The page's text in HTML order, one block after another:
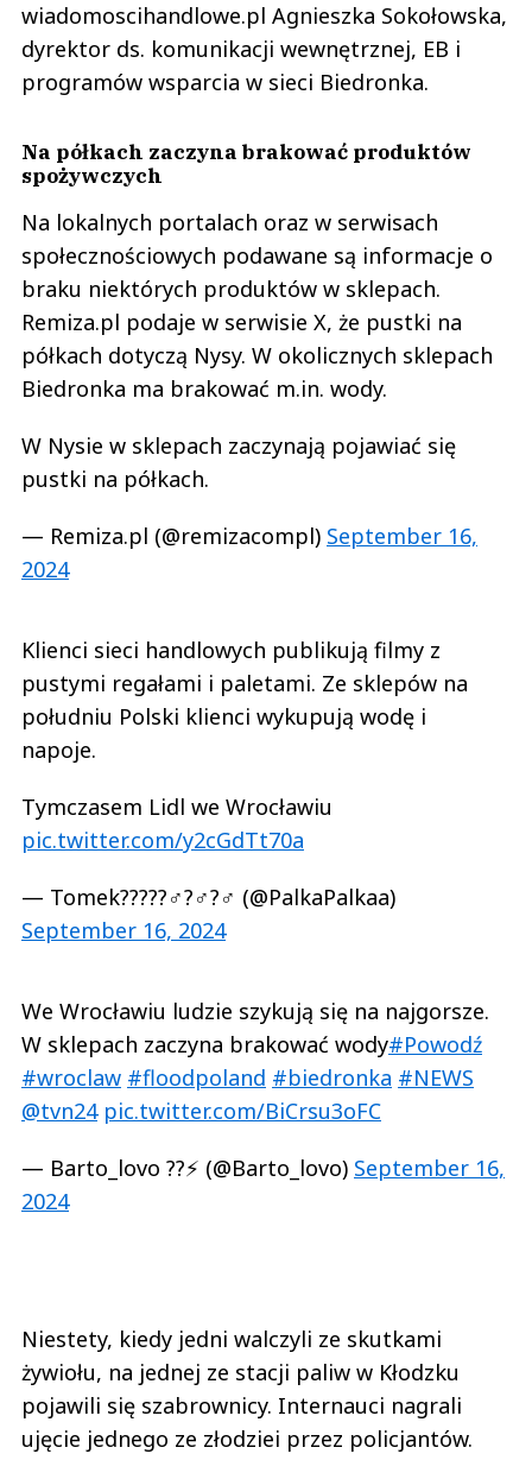
wiadomoscihandlowe.pl Agnieszka Sokołowska,
dyrektor ds. komunikacji wewnętrznej, EB i
programów wsparcia w sieci Biedronka.
Na półkach zaczyna brakować produktów
spożywczych
Na lokalnych portalach oraz w serwisach
społecznościowych podawane są informacje o
braku niektórych produktów w sklepach.
Remiza.pl podaje w serwisie X, że pustki na
półkach dotyczą Nysy. W okolicznych sklepach
Biedronka ma brakować m.in. wody.
W Nysie w sklepach zaczynają pojawiać się
pustki na półkach.
— Remiza.pl (@remizacompl) September 16,
2024
Klienci sieci handlowych publikują filmy z
pustymi regałami i paletami. Ze sklepów na
południu Polski klienci wykupują wodę i
napoje.
Tymczasem Lidl we Wrocławiu
pic.twitter.com/y2cGdTt70a
— Tomek?????‍♂️?️‍♂️?‍♂️ (@PalkaPalkaa)
September 16, 2024
We Wrocławiu ludzie szykują się na najgorsze.
W sklepach zaczyna brakować wody#Powodź
#wroclaw #floodpoland #biedronka #NEWS
@tvn24 pic.twitter.com/BiCrsu3oFC
— Barto_lovo ??⚡ (@Barto_lovo) September 16,
2024
Niestety, kiedy jedni walczyli ze skutkami
żywiołu, na jednej ze stacji paliw w Kłodzku
pojawili się szabrownicy. Internauci nagrali
ujęcie jednego ze złodziei przez policjantów.